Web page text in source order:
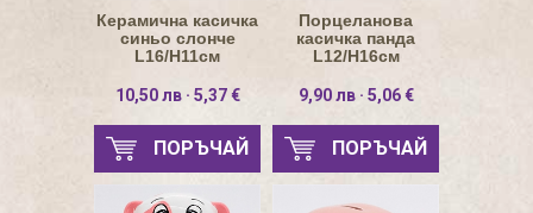
Керамична касичка
синьо слонче
L16/H11см
10,50 лв · 5,37 €
ПОРЪЧАЙ
Порцеланова
касичка панда
L12/H16см
9,90 лв · 5,06 €
ПОРЪЧАЙ